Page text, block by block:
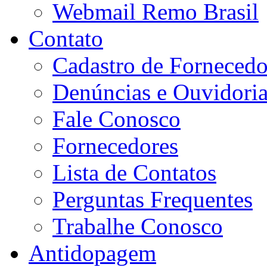
Webmail Remo Brasil
Contato
Cadastro de
Denúncias e
Fale Conosco
Fornecedores
Lista de Contatos
Perguntas Frequentes
Trabalhe Conosco
Antidopagem